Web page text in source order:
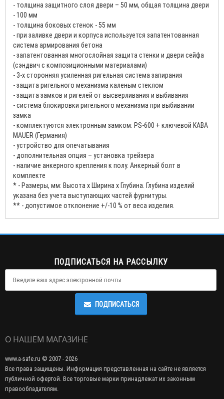
- толщина защитного слоя двери – 50 мм, общая толщина двери
- 100 мм
- толщина боковых стенок - 55 мм
- при заливке двери и корпуса используется запатентованная
система армирования бетона
- запатентованная многослойная защита стенки и двери сейфа
(сэндвич с композиционными материалами)
- 3-х сторонняя усиленная ригельная система запирания
- защита ригельного механизма каленым стеклом
- защита замков и ригелей от высверливания и выбивания
- система блокировки ригельного механизма при выбивании
замка
- комплектуются электронным замком: PS-600 + ключевой KABA
MAUER (Германия)
- устройство для опечатывания
- дополнительная опция – установка трейзера
- наличие анкерного крепления к полу. Анкерный болт в
комплекте
* - Размеры, мм: Высота x Ширина x Глубина. Глубина изделий
указана без учета выступающих частей фурнитуры.
** - допустимое отклонение +/-10 % от веса изделия.
ПОДПИСАТЬСЯ НА РАССЫЛКУ
ПОДПИСАТЬСЯ
О НАШЕМ МАГАЗИНЕ
www.a-safe.ru © 2007 - 2026
Все права защищены. Информация представленная на сайте не является
публичной офертой. Все торговые марки принадлежат их законным
правообладателям.